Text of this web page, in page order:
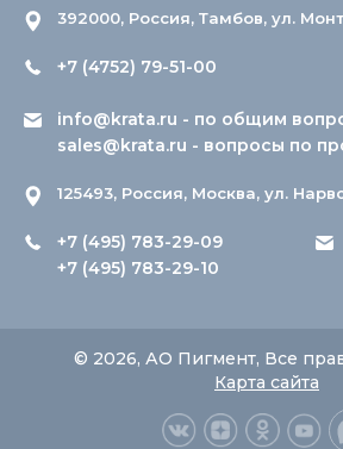
392000, Россия, Тамбов, ул.
+7 (4752) 79-51-00
info@krata.ru - по общим
sales@krata.ru - вопросы по
125493, Россия, Москва, ул.
+7 (495) 783-29-09
+7 (495) 783-29-10
© 2026, АО Пигмент, Все
Карта сайта